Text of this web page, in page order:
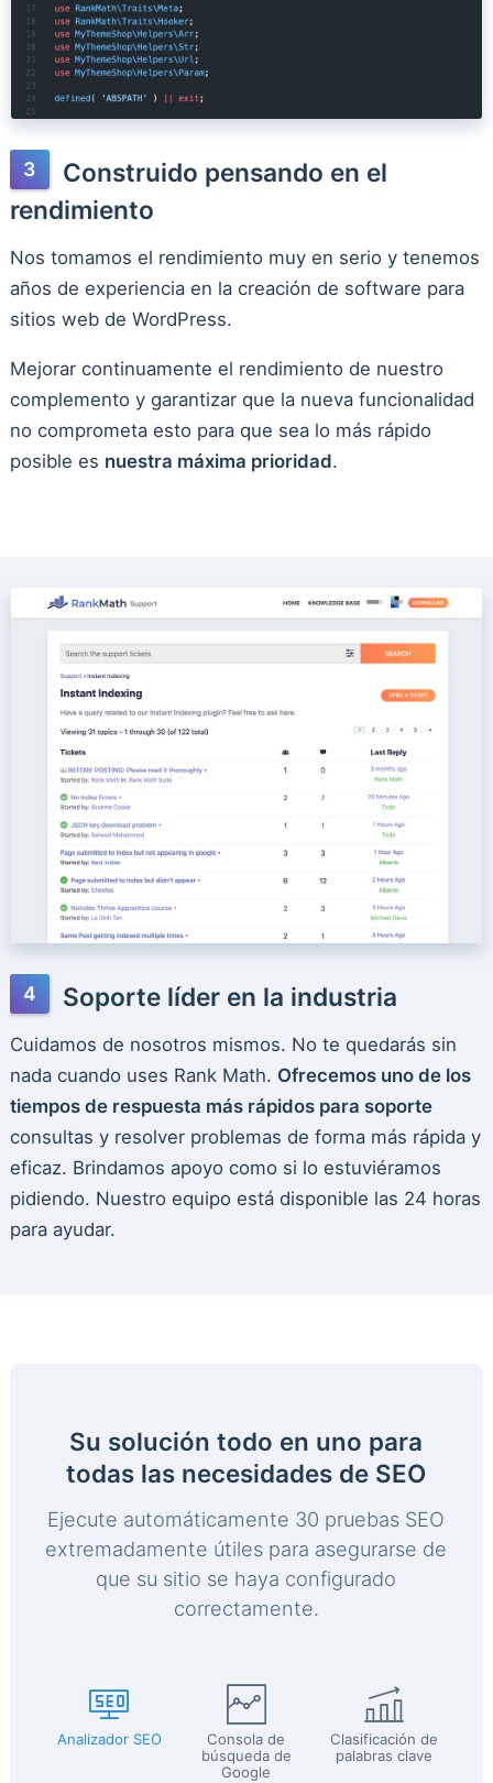
Construido pensando en el
rendimiento
Nos tomamos el rendimiento muy en serio y tenemos
años de experiencia en la creación de software para
sitios web de WordPress.
Mejorar continuamente el rendimiento de nuestro
complemento y garantizar que la nueva funcionalidad
no comprometa esto para que sea lo más rápido
posible es nuestra máxima prioridad.
Soporte líder en la industria
Cuidamos de nosotros mismos. No te quedarás sin
nada cuando uses Rank Math. Ofrecemos uno de los
tiempos de respuesta más rápidos para soporte
consultas y resolver problemas de forma más rápida y
eficaz. Brindamos apoyo como si lo estuviéramos
pidiendo. Nuestro equipo está disponible las 24 horas
para ayudar.
Su solución todo en uno para
todas las necesidades de SEO
Ejecute automáticamente 30 pruebas SEO
extremadamente útiles para asegurarse de
que su sitio se haya configurado
correctamente.
Analizador SEO
Consola de
búsqueda de
Google
Clasificación de
palabras clave